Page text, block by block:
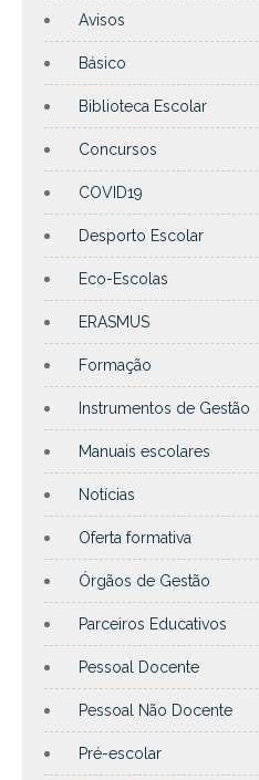
Avisos
Básico
Biblioteca Escolar
Concursos
COVID19
Desporto Escolar
Eco-Escolas
ERASMUS
Formação
Instrumentos de Gestão
Manuais escolares
Notícias
Oferta formativa
Órgãos de Gestão
Parceiros Educativos
Pessoal Docente
Pessoal Não Docente
Pré-escolar